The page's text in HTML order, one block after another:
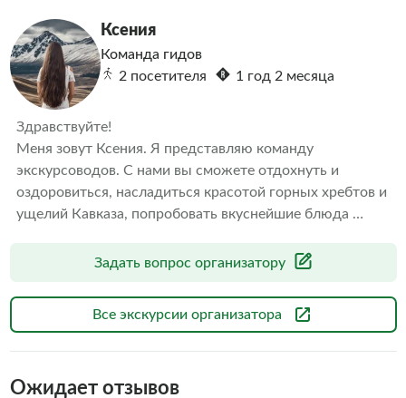
Ксения
Команда гидов
2 посетителя
1 год 2 месяца
Здравствуйте!
Меня зовут Ксения. Я представляю команду
экскурсоводов. С нами вы сможете отдохнуть и
оздоровиться, насладиться красотой горных хребтов и
ущелий Кавказа, попробовать вкуснейшие блюда
осетинской, грузинской и армянской кухонь. Наша
фишка — индивидуальные и групповые туры на джипах.
Мечтаете о необычном отпуске или хотите ярко и
комфортно провести выходные дни? Это к нам!
Задать вопрос организатору
Все экскурсии организатора
Ожидает отзывов